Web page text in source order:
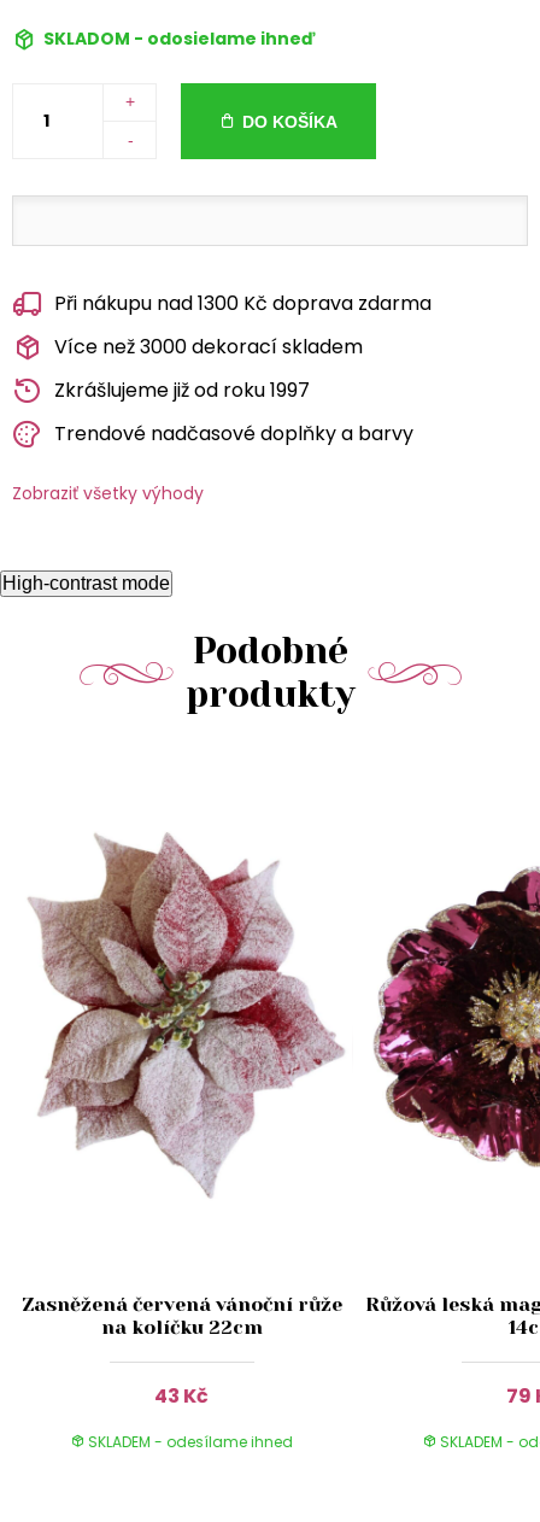
SKLADOM - odosielame ihneď
+
-
DO KOŠÍKA
Při nákupu nad 1300 Kč doprava zdarma
Více než 3000 dekorací skladem
Zkrášlujeme již od roku 1997
Trendové nadčasové doplňky a barvy
Zobraziť všetky výhody
High-contrast mode
Podobné
produkty
Zasněžená červená vánoční růže
na kolíčku 22cm
43 Kč
SKLADEM - odesílame ihned
Růžová leská
79
SKLADEM -